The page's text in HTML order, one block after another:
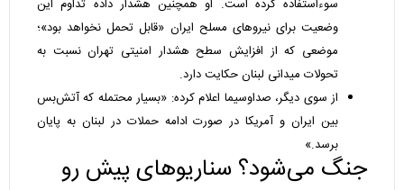
سوءاستفاده کرده است. او همچنین هشدار داده تداوم این
وضعیت برای نیروهای مسلح ایران «قابل تحمل نخواهد بود»؛
موضعی که از افزایش سطح هشدار امنیتی تهران نسبت به
تحولات میدانی لبنان حکایت دارد.
از سوی دیگر، صداوسیما اعلام کرده: «بسیار محتمله که آتش‌بس
بین ایران و آمریکا در صورت ادامه حملات در لبنان به پایان
برسد.»
جنگ می‌شود؟ سناریوهای پیش رو